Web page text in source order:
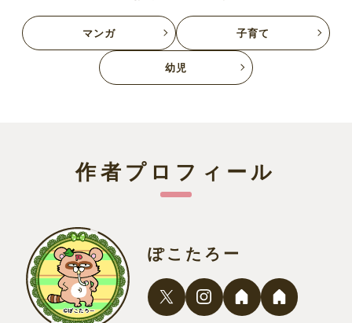
マンガ 子育て
幼児
作者プロフィール
ぽこたろー